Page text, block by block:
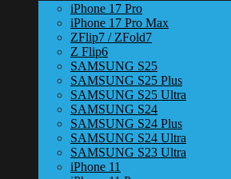
iPhone 17 Pro
iPhone 17 Pro Max
ZFlip7 / ZFold7
Z Flip6
SAMSUNG S25
SAMSUNG S25 Plus
SAMSUNG S25 Ultra
SAMSUNG S24
SAMSUNG S24 Plus
SAMSUNG S24 Ultra
SAMSUNG S23 Ultra
iPhone 11